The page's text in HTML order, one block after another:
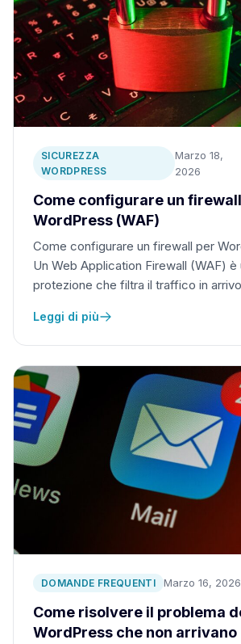
SICUREZZA
WORDPRESS
Marzo 18,
2026
Come configurare un
WordPress (WAF)
Come configurare un firewall per
Un Web Application Firewall (WAF) è
protezione che filtra il traffico in
Leggi di più
DOMANDE FREQUENTI Marzo 16, 2026
Come risolvere il problema
WordPress che non arrivano